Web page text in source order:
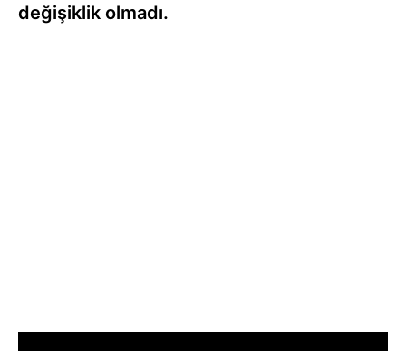
değişiklik olmadı.